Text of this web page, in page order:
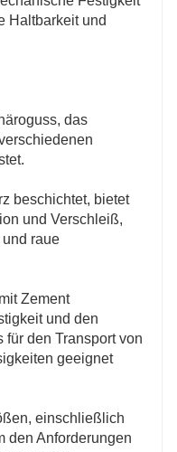
Haltbarkeit und
das
beschichtet, bietet
und Verschleiß,
raue
Zement
und den
für den Transport von
geeignet
einschließlich
den Anforderungen